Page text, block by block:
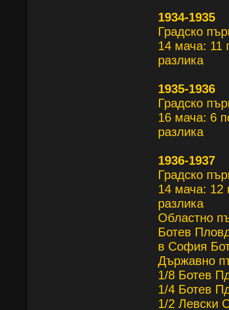
1934-1935
Градско
14 мача: 11
разлика
1935-1936
Градско
16 мача: 6
разлика
1936-1937
Градско
14 мача: 12
разлика
Областно
Ботев
в София
Държавно
1/8 Ботев
1/4 Ботев
1/2 Левски